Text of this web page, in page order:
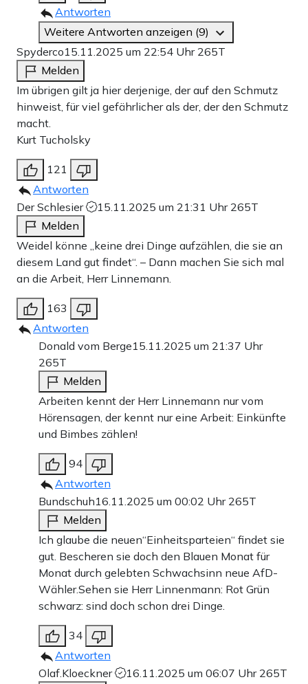
Antworten
Weitere Antworten anzeigen (9)
Spyderco15.11.2025 um 22:54 Uhr 265T
Melden
Im übrigen gilt ja hier derjenige, der auf den Schmutz
hinweist, für viel gefährlicher als der, der den Schmutz
macht.
Kurt Tucholsky
121
Antworten
Der Schlesier
15.11.2025 um 21:31 Uhr 265T
Melden
Weidel könne „keine drei Dinge aufzählen, die sie an
diesem Land gut findet“. – Dann machen Sie sich mal
an die Arbeit, Herr Linnemann.
163
Antworten
Donald vom Berge15.11.2025 um 21:37 Uhr
265T
Melden
Arbeiten kennt der Herr Linnemann nur vom
Hörensagen, der kennt nur eine Arbeit: Einkünfte
und Bimbes zählen!
94
Antworten
Bundschuh16.11.2025 um 00:02 Uhr 265T
Melden
Ich glaube die neuen“Einheitsparteien“ findet sie
gut. Bescheren sie doch den Blauen Monat für
Monat durch gelebten Schwachsinn neue AfD-
Wähler.Sehen sie Herr Linnenmann: Rot Grün
schwarz: sind doch schon drei Dinge.
34
Antworten
Olaf.Kloeckner
16.11.2025 um 06:07 Uhr 265T